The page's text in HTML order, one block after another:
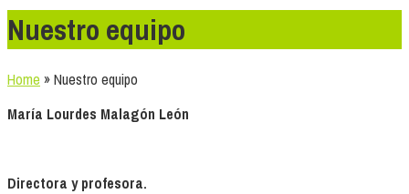
Nuestro equipo
Home »Nuestro equipo
María Lourdes Malagón León
Directora y profesora.